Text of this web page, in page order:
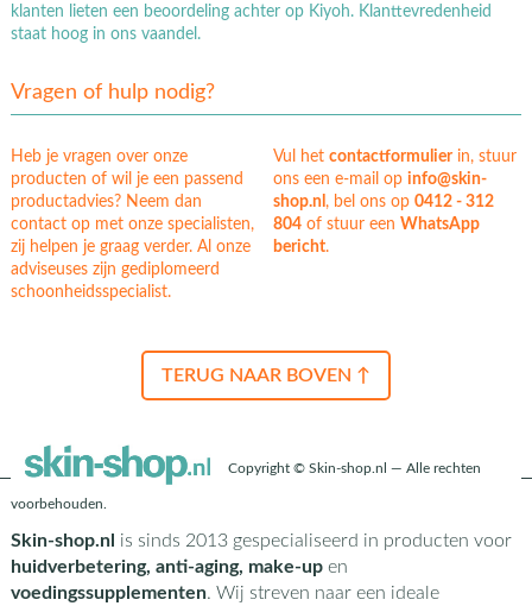
klanten lieten een beoordeling achter op Kiyoh. Klanttevredenheid
staat hoog in ons vaandel.
Vragen of hulp nodig?
Heb je vragen over onze
producten of wil je een passend
productadvies? Neem dan
contact op met onze specialisten,
zij helpen je graag verder. Al onze
adviseuses zijn gediplomeerd
schoonheidsspecialist.
Vul hetcontactformulierin, stuur
ons een e-mail opinfo@skin-
shop.nl , bel ons op0412 - 312
804 of stuur eenWhatsApp
bericht.
TERUG NAAR BOVEN ↑
Copyright © Skin-shop.nl — Alle rechten
voorbehouden.
Skin-shop.nl is sinds 2013 gespecialiseerd in producten voor
huidverbetering, anti-aging, make-upen
voedingssupplementen. Wij streven naar een ideale